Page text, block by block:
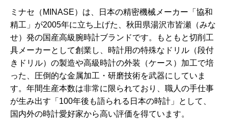
ミナセ（MINASE）は、日本の精密機械メーカー「協和
精工」が2005年に立ち上げた、秋田県湯沢市皆瀬（みな
せ）発の国産高級腕時計ブランドです。もともと切削工
具メーカーとして創業し、時計用の特殊なドリル（段付
きドリル）の製造や高級時計の外装（ケース）加工で培
った、圧倒的な金属加工・研磨技術を武器にしていま
す。年間生産本数は非常に限られており、職人の手仕事
が生み出す「100年後も語られる日本の時計」として、
国内外の時計愛好家から高い評価を得ています。